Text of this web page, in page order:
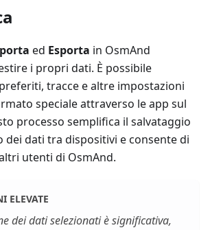
ed Esporta in OsmAnd
i propri dati. È possibile
tracce e altre impostazioni
speciale attraverso le app sul
processo semplifica il salvataggio
dati tra dispositivi e consente di
utenti di OsmAnd.
ELEVATE
dei dati selezionati è significativa,